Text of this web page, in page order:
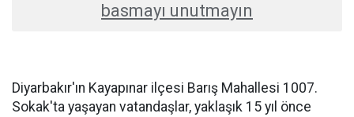
basmayı unutmayın
Diyarbakır'ın Kayapınar ilçesi Barış Mahallesi 1007.
Sokak'ta yaşayan vatandaşlar, yaklaşık 15 yıl önce